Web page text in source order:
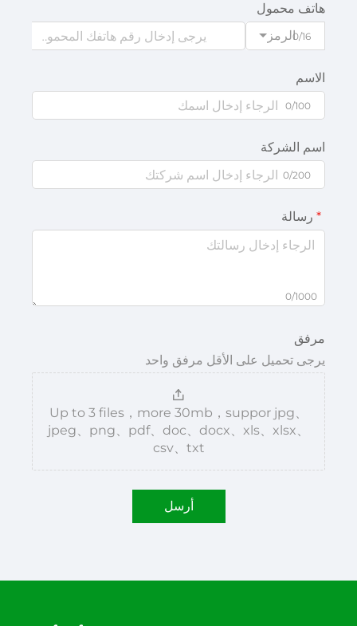
هاتف محمول
الرمز0/16
الاسم
0/100
اسم الشركة
0/200
رسالة
0/1000
مرفق
يرجى تحميل على الأقل مرفق واحد
Up to 3 files，more 30mb，suppor jpg、
jpeg、png、pdf、doc、docx、xls、xlsx、
csv、txt
أرسل